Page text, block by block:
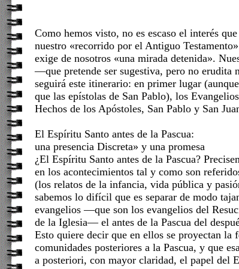
Como hemos visto, no es escaso el interés
nuestro «recorrido por el Antiguo
exige de nosotros «una mirada detenida».
—que pretende ser sugestiva, pero no
seguirá este itinerario: en primer lugar
que las epístolas de San Pablo), los
Hechos de los Apóstoles, San Pablo y San
El Espíritu Santo antes de la Pascua:
una presencia Discreta» y una promesa
¿El Espíritu Santo antes de la Pascua?
en los acontecimientos tal y como son
(los relatos de la infancia, vida pública y
sabemos lo difícil que es separar de modo
evangelios —que son los evangelios del
de la Iglesia— el antes de la Pascua del
Esto quiere decir que en ellos se proyectan la
comunidades posteriores a la Pascua, y que
a posteriori, con mayor claridad, el papel del